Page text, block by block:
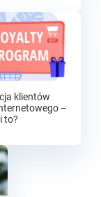
klientów
–
to?